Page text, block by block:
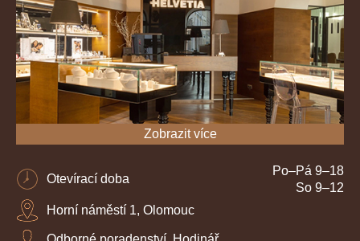
Zobrazit více
Otevírací doba
Po–Pá 9–18
So 9–12
Horní náměstí 1, Olomouc